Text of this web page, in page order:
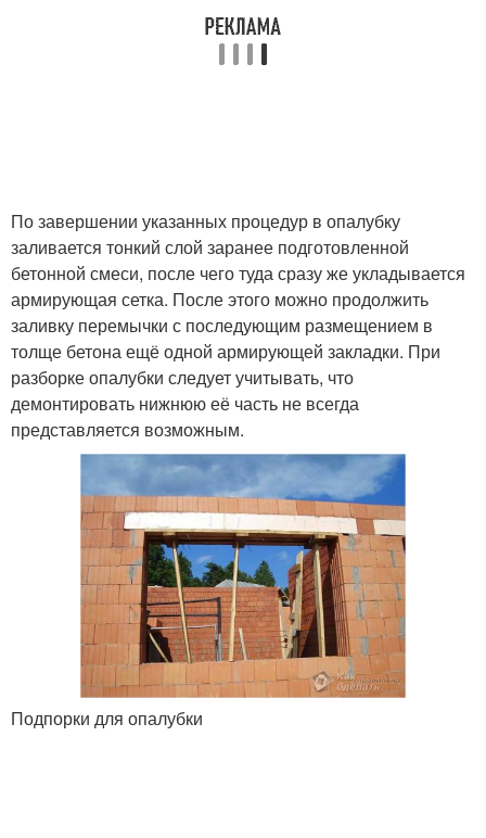
По завершении указанных процедур в опалубку
заливается тонкий слой заранее подготовленной
бетонной смеси, после чего туда сразу же укладывается
армирующая сетка. После этого можно продолжить
заливку перемычки с последующим размещением в
толще бетона ещё одной армирующей закладки. При
разборке опалубки следует учитывать, что
демонтировать нижнюю её часть не всегда
представляется возможным.
Подпорки для опалубки